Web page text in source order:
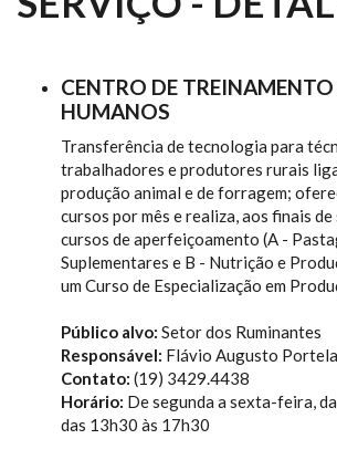
CENTRO DE TREINAMENTO
HUMANOS
Transferência de tecnologia para
trabalhadores e produtores rurais
produção animal e de forragem;
cursos por mês e realiza, aos finais de
cursos de aperfeiçoamento (A -
Suplementares e B - Nutrição e
um Curso de Especialização em
Público alvo: Setor dos Ruminantes
Responsável: Flávio Augusto
Contato: (19) 3429.4438
Horário: De segunda a sexta-feira,
das 13h30 às 17h30